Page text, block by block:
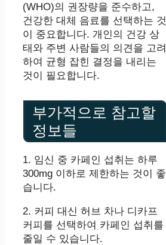
(WHO)의 권장량을 준수하고,
건강한 대체 음료를 선택하는 것
이 중요합니다. 개인의 건강 상
태와 주변 사람들의 의견을 고려
하여 균형 잡힌 결정을 내리는
것이 필요합니다.
부가적으로 참고할
정보들
1. 임신 중 카페인 섭취는 하루
300mg 이하로 제한하는 것이 좋
습니다.
2. 커피 대신 허브 차나 디카프
커피를 선택하여 카페인 섭취를
줄일 수 있습니다.